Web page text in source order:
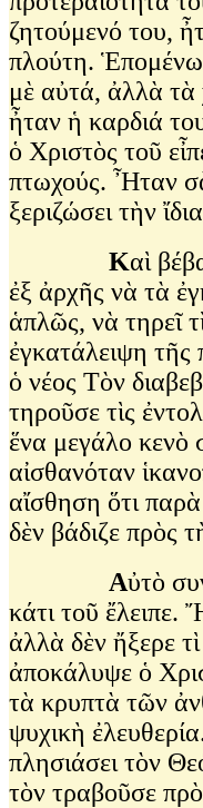
ζητούμενό του,
πλούτη.
μὲ αὐτά, ἀλλὰ τὰ
ἦταν ἡ καρδιά
ὁ Χριστὸς τοῦ
πτωχούς. Ἦταν
ξεριζώσει τὴν
Καὶ
ἐξ ἀρχῆς νὰ τὰ
ἁπλῶς, νὰ τηρεῖ
ἐγκατάλειψη τῆς
ὁ νέος Τὸν
τηροῦσε τὶς
ἕνα μεγάλο κενὸ
αἰσθανόταν
αἴσθηση ὅτι
δὲν βάδιζε πρὸς
Αὐτὸ
κάτι τοῦ ἔλειπε.
ἀλλὰ δὲν ἤξερε
ἀποκάλυψε ὁ
τὰ κρυπτὰ τῶν
ψυχικὴ
πλησιάσει τὸν
τὸν τραβοῦσε